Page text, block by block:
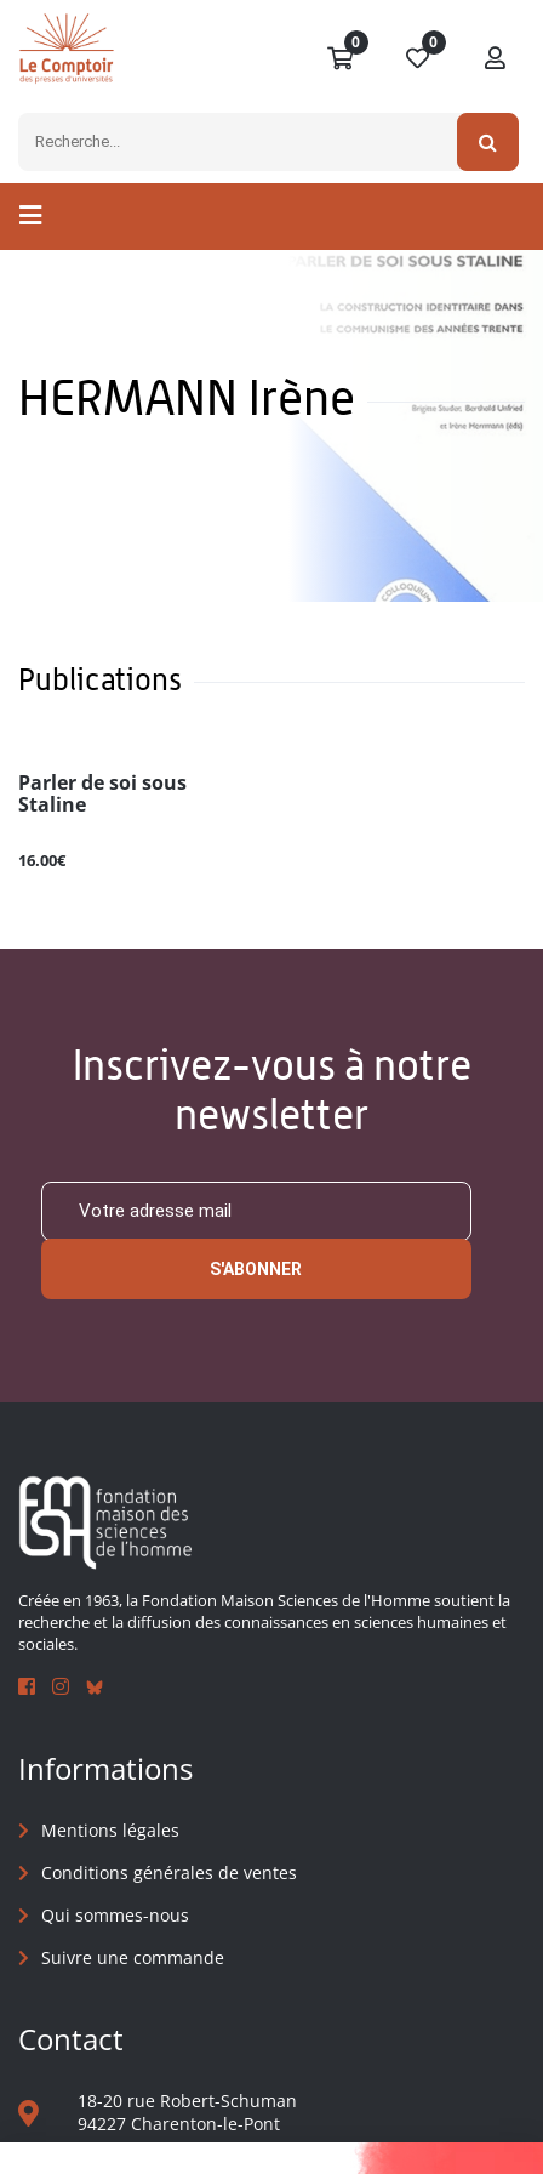
0 0
HERMANN Irène
Publications
Parler de soi sous
Staline
16.00€
Inscrivez-vous à notre
newsletter
S'ABONNER
Créée en 1963, la Fondation Maison Sciences de l'Homme soutient la
recherche et la diffusion des connaissances en sciences humaines et
sociales.
Informations
Mentions légales
Conditions générales de ventes
Qui sommes-nous
Suivre une commande
Contact
18-20 rue Robert-Schuman
94227 Charenton-le-Pont